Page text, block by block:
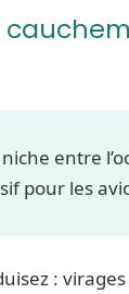
entre
pour les
: